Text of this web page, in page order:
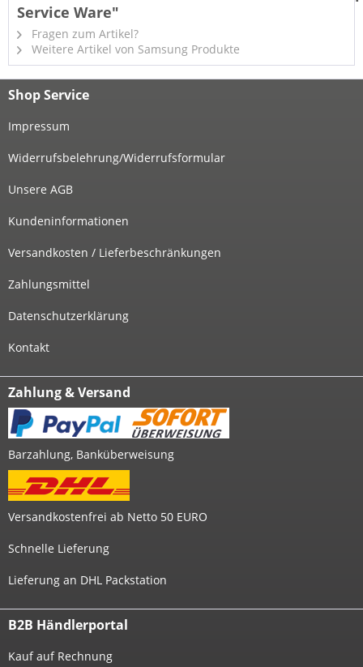
Service Ware"
Fragen zum Artikel?
Weitere Artikel von Samsung Produkte
Shop Service
Impressum
Widerrufsbelehrung/Widerrufsformular
Unsere AGB
Kundeninformationen
Versandkosten / Lieferbeschränkungen
Zahlungsmittel
Datenschutzerklärung
Kontakt
Zahlung & Versand
Barzahlung, Banküberweisung
Versandkostenfrei ab Netto 50 EURO
Schnelle Lieferung
Lieferung an DHL Packstation
B2B Händlerportal
Kauf auf Rechnung